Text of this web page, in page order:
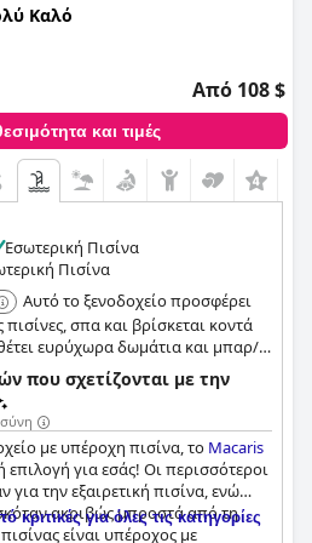
Καλό
Από 108 $
και τιμές
Εσωτερική Πισίνα
Πισίνα
Αυτό το ξενοδοχείο προσφέρει
πισίνες, σπα και βρίσκεται κοντά
ευρύχωρα δωμάτια και μπαρ/
έναν συνδυασμό παροχών
που σχετίζονται με την
με υπέροχη πισίνα, το Macaris
επιλογή για εσάς! Οι περισσότεροι
την εξαιρετική πισίνα, ενώ
ακριβώς μπροστά από τη
είναι υπέροχος με
κριτικές για όλες τις κατηγορίες